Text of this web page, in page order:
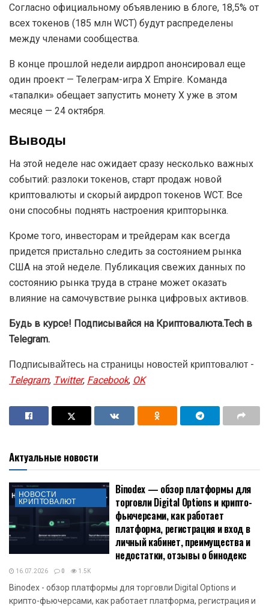
Согласно официальному объявлению в блоге, 18,5% от
всех токенов (185 млн WCT) будут распределены
между членами сообщества.
В конце прошлой недели аирдроп анонсировал еще
один проект — Телеграм-игра X Empire. Команда
«тапалки» обещает запустить монету X уже в этом
месяце — 24 октября.
Выводы
На этой неделе нас ожидает сразу несколько важных
событий: разлоки токенов, старт продаж новой
криптовалюты и скорый аирдроп токенов WCT. Все
они способны поднять настроения крипторынка.
Кроме того, инвесторам и трейдерам как всегда
придется пристально следить за состоянием рынка
США на этой неделе. Публикация свежих данных по
состоянию рынка труда в стране может оказать
влияние на самочувствие рынка цифровых активов.
Будь в курсе! Подписывайся на Криптовалюта.Tech в
Telegram.
Подписывайтесь на страницы новостей криптовалют -
Telegram,Twitter,Facebook,OK
Актуальные новости
НОВОСТИ
КРИПТОВАЛЮТ
Binodex — обзор платформы для
торговли Digital Options и крипто-
фьючерсами, как работает
платформа, регистрация и вход в
личный кабинет, преимущества и
недостатки, отзывы о бинодекс
16.07.2026 0 1.5K
Binodex - обзор платформы для торговли Digital Options и
крипто-фьючерсами, как работает платформа, регистрация и